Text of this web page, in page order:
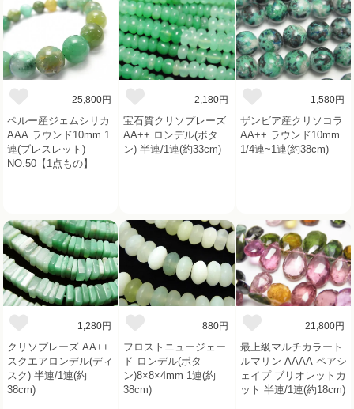
25,800円
ペルー産ジェムシリカ
AAA ラウンド10mm 1
連(ブレスレット)
NO.50【1点もの】
2,180円
宝石質クリソプレーズ
AA++ ロンデル(ボタ
ン) 半連/1連(約33cm)
1,580円
ザンビア産クリソコラ
AA++ ラウンド10mm
1/4連~1連(約38cm)
1,280円
クリソプレーズ AA++
スクエアロンデル(ディ
スク) 半連/1連(約
38cm)
880円
フロストニュージェー
ド ロンデル(ボタ
ン)8×8×4mm 1連(約
38cm)
21,800円
最上級マルチカラート
ルマリン AAAA ペアシ
ェイプ ブリオレットカ
ット 半連/1連(約18cm)